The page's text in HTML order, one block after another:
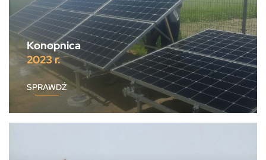
Konopnica
2023 r.
SPRAWDŹ